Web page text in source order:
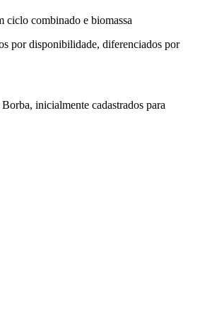
ciclo combinado e biomassa
por disponibilidade, diferenciados por
inicialmente cadastrados para